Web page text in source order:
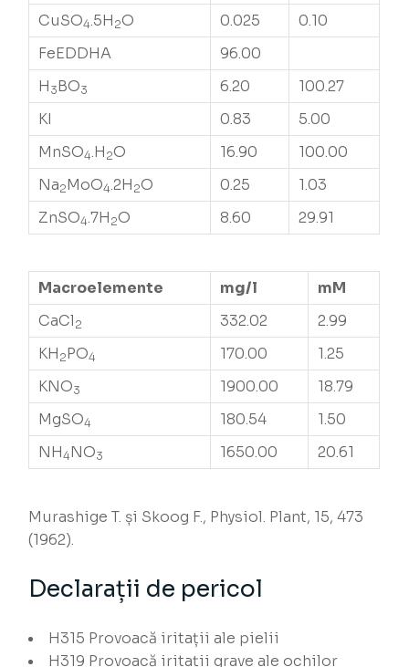
CuSO4.5H 2O 0.025
0.10
FeEDDHA
96.00
H 3BO3 6.20
100.27
KI
0.83
5.00
MnSO4.H 2O 16.90
100.00
Na2MoO4.2H 2O 0.25
1.03
ZnSO4.7H 2O 8.60 29.91
Macroelemente mg/l
mM
CaCl 2 332.02
2.99
KH 2PO4 170.00
1.25
KNO3 1900.00
18.79
MgSO4 180.54
1.50
NH4NO3 1650.00 20.61
Murashige T. și Skoog F., Physiol. Plant, 15, 473
(1962).
Declarații de pericol
H315 Provoacă iritații ale pielii
H319 Provoacă iritații grave ale ochilor